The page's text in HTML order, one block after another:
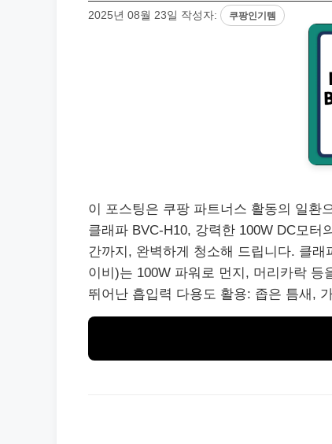
2025년 08월 23일 작성자: 쿠팡인기템
이 포스팅은 쿠팡 파트너스 활동의 일환
클래파 BVC-H10, 강력한 100W DC모
간까지, 완벽하게 청소해 드립니다. 클래
이비)는 100W 파워로 먼지, 머리카락
뛰어난 흡입력 다용도 활용: 좁은 틈새,